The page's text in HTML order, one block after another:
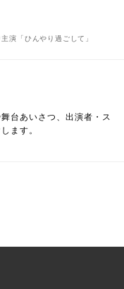
演「ひんやり過ごして」
台あいさつ、出演者・ス
ます。